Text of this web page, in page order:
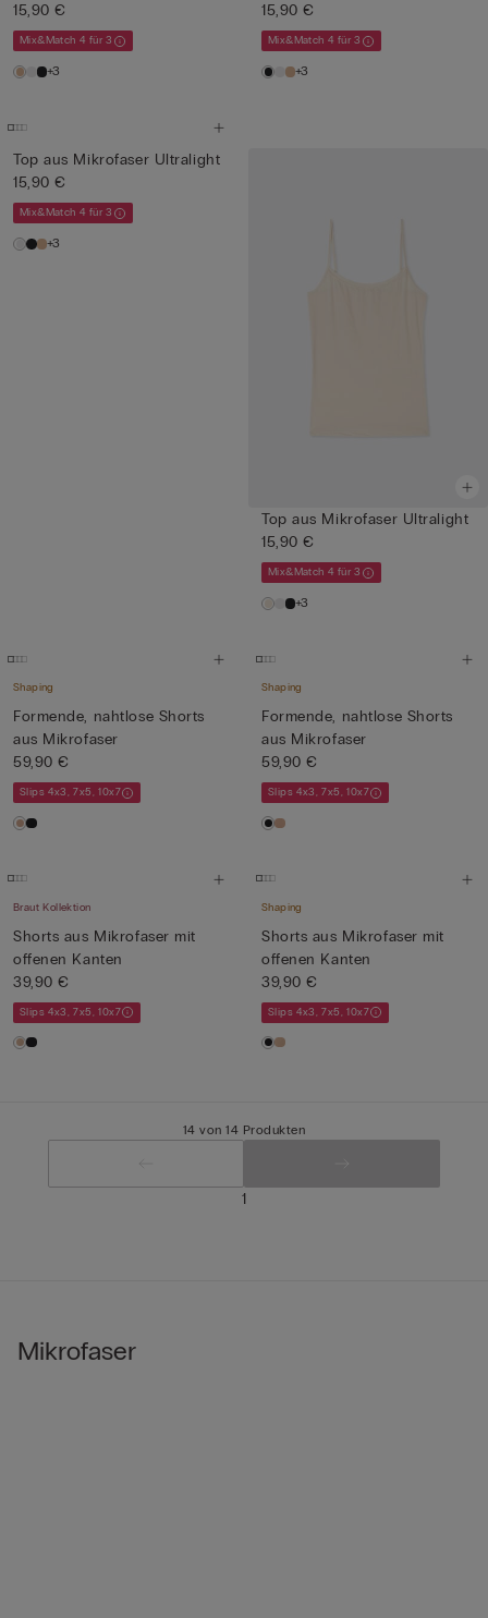
15,90 €
Mix&Match 4 für 3
+3
15,90 €
Mix&Match 4 für 3
+3
Top aus Mikrofaser Ultralight
15,90 €
Mix&Match 4 für 3
+3
Top aus Mikrofaser Ultralight
15,90 €
Mix&Match 4 für 3
+3
Shaping
Formende, nahtlose Shorts
aus Mikrofaser
59,90 €
Slips 4x3, 7x5, 10x7
Shaping
Formende, nahtlose Shorts
aus Mikrofaser
59,90 €
Slips 4x3, 7x5, 10x7
Braut Kollektion
Shorts aus Mikrofaser mit
offenen Kanten
39,90 €
Slips 4x3, 7x5, 10x7
Shaping
Shorts aus Mikrofaser mit
offenen Kanten
39,90 €
Slips 4x3, 7x5, 10x7
14 von 14 Produkten
1
Mikrofaser